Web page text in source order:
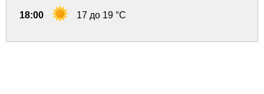
18:00 17 до 19 °C